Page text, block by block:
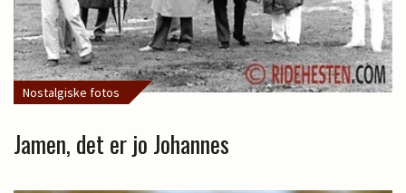
Nostalgiske fotos
Jamen, det er jo Johannes